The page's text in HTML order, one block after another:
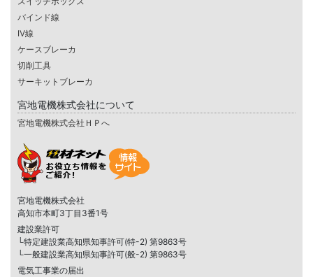
バインド線
IV線
ケースブレーカ
切削工具
サーキットブレーカ
宮地電機株式会社について
宮地電機株式会社ＨＰへ
宮地電機株式会社
高知市本町3丁目3番1号
建設業許可
└特定建設業高知県知事許可(特-2) 第9863号
└一般建設業高知県知事許可(般-2) 第9863号
電気工事業の届出